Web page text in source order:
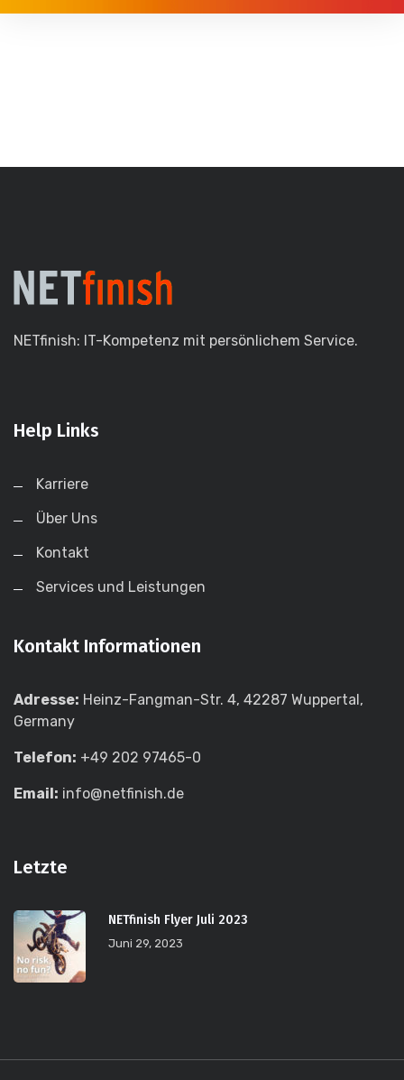
NETfinish: IT-Kompetenz mit persönlichem Service.
Help Links
Karriere
Über Uns
Kontakt
Services und Leistungen
Kontakt Informationen
Adresse: Heinz-Fangman-Str. 4, 42287 Wuppertal,
Germany
Telefon: +49 202 97465-0
Email: info@netfinish.de
Letzte
NETfinish Flyer Juli 2023
Juni 29, 2023